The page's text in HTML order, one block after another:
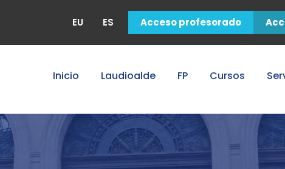
EU ES Acceso profesorado
Inicio Laudioalde FP Cursos